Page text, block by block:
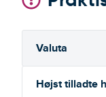
Valuta
Højst tilladte